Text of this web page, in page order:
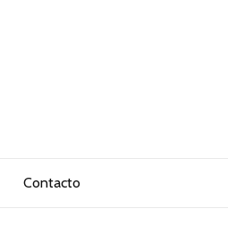
Contacto